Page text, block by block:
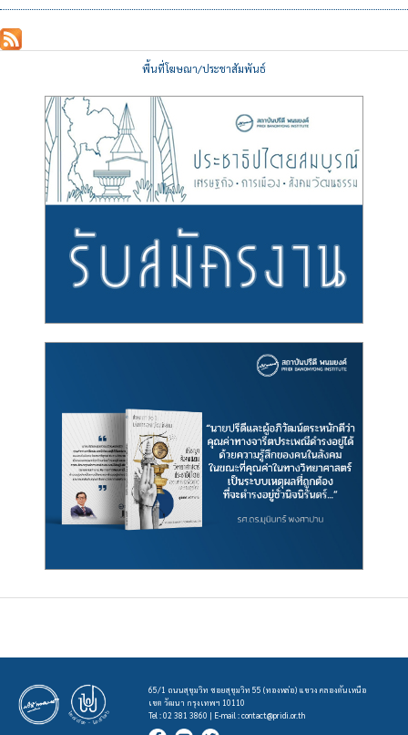
พื้นที่โฆษณา/ประชาสัมพันธ์
65/1 ถนนสุขุมวิท ซอยสุขุมวิท 55 (ทองหล่อ) แขวง คลองตันเหนือ
เขต วัฒนา กรุงเทพฯ 10110
Tel : 02 381 3860 | E-mail :contact@pridi.or.th